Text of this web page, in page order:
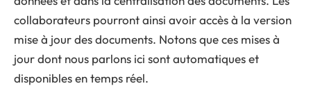
collaborateurs pourront ainsi avoir accès à la version
mise à jour des documents. Notons que ces mises à
jour dont nous parlons ici sont automatiques et
disponibles en temps réel.